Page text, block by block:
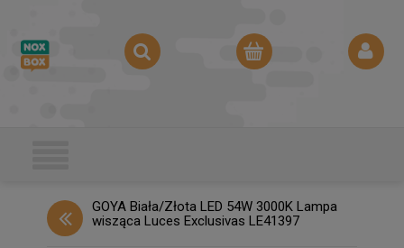
GOYA Biała/Złota LED 54W 3000K Lampa
wisząca Luces Exclusivas LE41397